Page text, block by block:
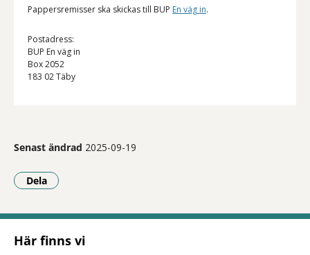
Pappersremisser ska skickas till BUP En väg in.
Postadress:
BUP En väg in
Box 2052
183 02 Täby
Senast ändrad 2025-09-19
Dela
- Klicka för att öppna delningsalternativ.
Här finns vi